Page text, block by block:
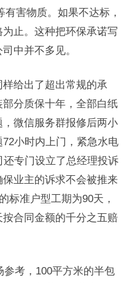
害物质。如果不达标，
止。这种把环保承诺写
中并不多见。
给出了超出常规的承
分质保十年，全部白纸
微信服务群报修后两小
小时内上门，紧急水电
专门设立了总经理投诉
业主的诉求不会被推来
标准户型工期为90天，
合同金额的千分之五赔
考，100平方米的半包